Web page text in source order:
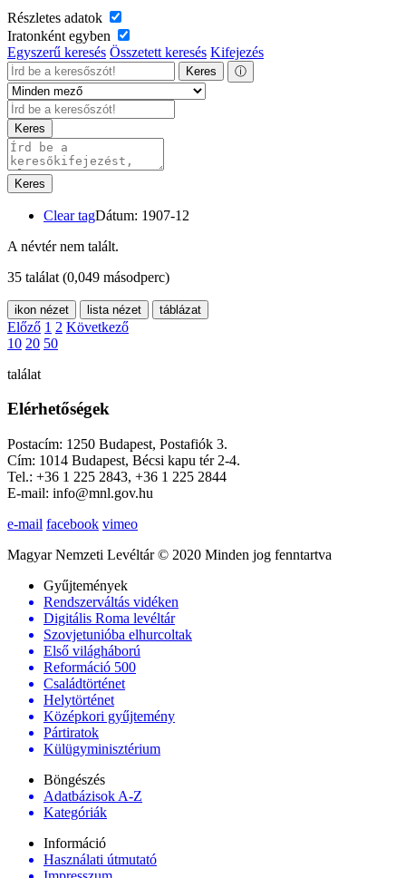
Részletes adatok
Iratonként egyben
Egyszerű keresés Összetett keresés Kifejezés
Keres ⓘ
Keres
Keres
Clear tagDátum: 1907-12
A névtér nem talált.
35 találat (0,049 másodperc)
ikon nézet lista nézet táblázat
Előző 1 2 Következő
10 20 50
találat
Elérhetőségek
Postacím: 1250 Budapest, Postafiók 3.
Cím: 1014 Budapest, Bécsi kapu tér 2-4.
Tel.: +36 1 225 2843, +36 1 225 2844
E-mail: info@mnl.gov.hu
e-mail facebook vimeo
Magyar Nemzeti Levéltár © 2020 Minden jog fenntartva
Gyűjtemények
Rendszerváltás vidéken
Digitális Roma levéltár
Szovjetunióba elhurcoltak
Első világháború
Reformáció 500
Családtörténet
Helytörténet
Középkori gyűjtemény
Pártiratok
Külügyminisztérium
Böngészés
Adatbázisok A-Z
Kategóriák
Információ
Használati útmutató